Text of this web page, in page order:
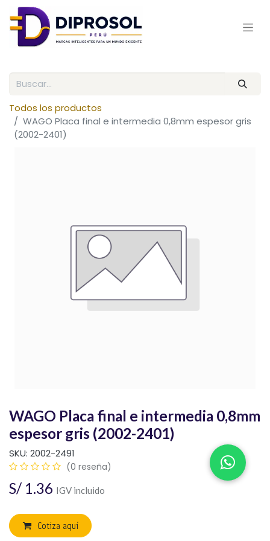
Todos los productos
WAGO Placa final e intermedia 0,8mm espesor gris
(2002-2401)
WAGO Placa final e intermedia 0,8mm
espesor gris (2002-2401)
SKU: 2002-2491
(0 reseña)
S/ 1.36 IGV incluido
Cotiza aquí